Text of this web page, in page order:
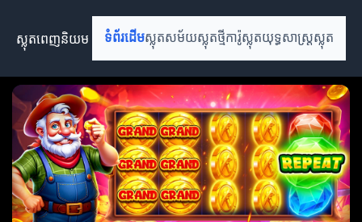
ស្លុតពេញនិយម ទំព័រដើមស្លុតសម័យស្លុតថ្មីការ៉ូស្លុតយុទ្ធសាស្ត្រស្លុត